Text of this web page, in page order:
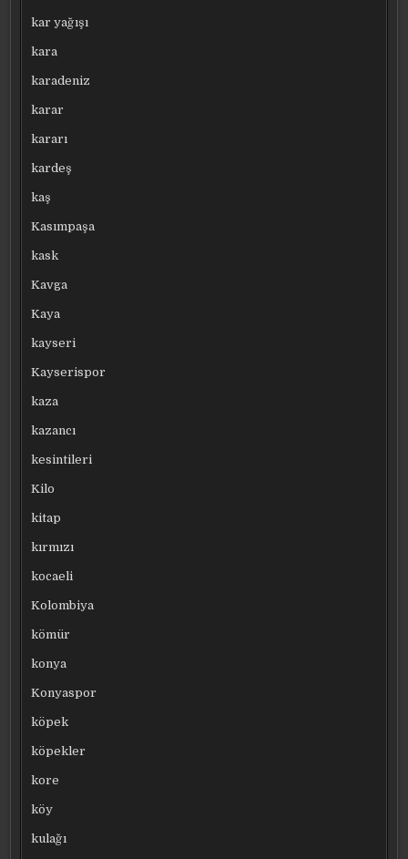
kar yağışı
kara
karadeniz
karar
kararı
kardeş
kaş
Kasımpaşa
kask
Kavga
Kaya
kayseri
Kayserispor
kaza
kazancı
kesintileri
Kilo
kitap
kırmızı
kocaeli
Kolombiya
kömür
konya
Konyaspor
köpek
köpekler
kore
köy
kulağı